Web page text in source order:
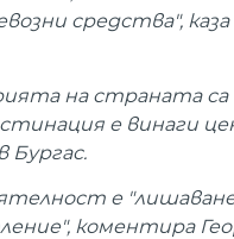
средства",
на страната са
е винаги
Бургас.
е
коментира